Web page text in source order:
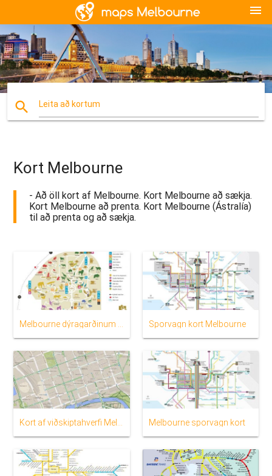
menu
search Leita að kortum
Kort Melbourne
- Að öll kort af Melbourne. Kort Melbourne að sækja.
Kort Melbourne að prenta. Kort Melbourne (Ástralía)
til að prenta og að sækja.
Sporvagn kort Melbourne
Melbourne sporvagn kort